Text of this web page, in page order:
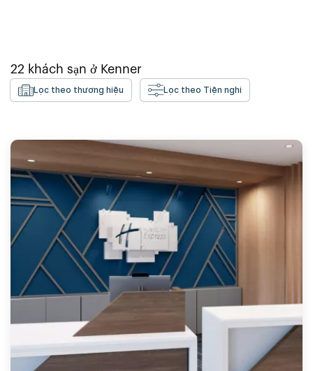
22 khách sạn ở Kenner
Lọc theo thương hiệu Lọc theo Tiện nghi